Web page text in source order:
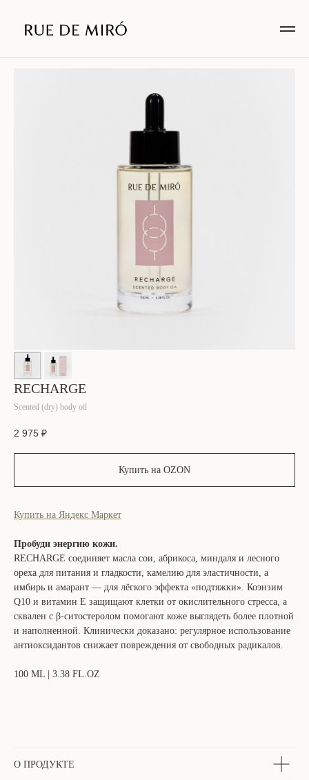
RECHARGE
Scented (dry) body oil
2 975 ₽
Купить на OZON
Купить на Яндекс Маркет
Пробуди энергию кожи.
RECHARGE соединяет масла сои, абрикоса, миндаля и лесного
ореха для питания и гладкости, камелию для эластичности, а
имбирь и амарант — для лёгкого эффекта «подтяжки». Коэнзим
Q10 и витамин Е защищают клетки от окислительного стресса, а
сквален с β-ситостеролом помогают коже выглядеть более плотной
и наполненной. Клинически доказано: регулярное использование
антиоксидантов снижает повреждения от свободных радикалов.
100 ML | 3.38 FL.OZ
О ПРОДУКТЕ